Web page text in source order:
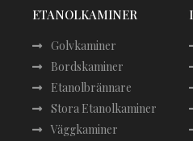
ETANOLKAMINER
Golvkaminer
Bordskaminer
Etanolbrännare
Stora Etanolkaminer
Väggkaminer